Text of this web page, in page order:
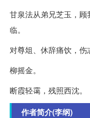
甘泉法从弟兄芝玉，
临。
对尊俎、休辞痛饮，伤
柳摇金。
断霞轻霭，残照西沈。
作者简介(李纲)